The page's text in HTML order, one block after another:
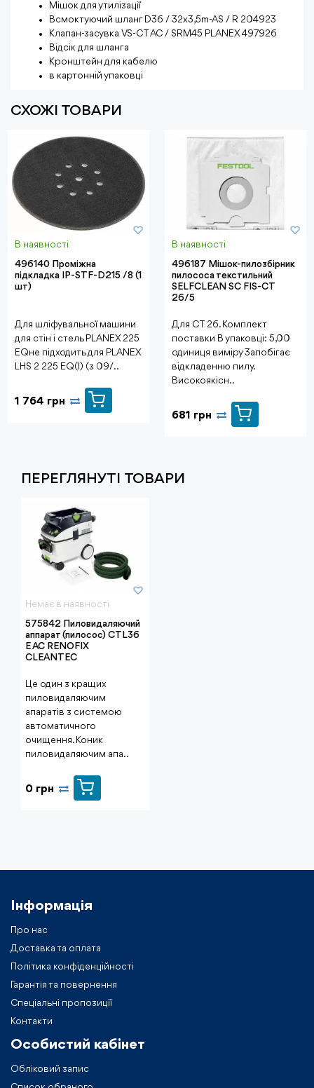
Мішок для утилізації
Всмоктуючий шланг D36 / 32x3,5m-AS / R 204923
Клапан-засувка VS-CT AC / SRM45 PLANEX 497926
Відсік для шланга
Кронштейн для кабелю
в картонній упаковці
СХОЖІ ТОВАРИ
В наявності
496140 Проміжна
підкладка IP-STF-D215 /8 (1
шт)
Для шліфувальної машини
для стін і стель PLANEX 225
EQне підходить для PLANEX
LHS 2 225 EQ(I) (з 09/..
1 764 грн
В наявності
496187 Мішок-пилозбірник
пилососа текстильний
SELFCLEAN SC FIS-CT
26/5
Для CT 26. Комплект
поставки В упаковці: 5,00
одиниця виміру Запобігає
відкладенню пилу.
Високоякісн..
681 грн
ПЕРЕГЛЯНУТI ТОВАРИ
Немає в наявності
575842 Пиловидаляючий
аппарат (пилосос) CTL36
E AC RENOFIX
CLEANTEC
Це один з кращих
пиловидаляючим
апаратів з системою
автоматичного
очищення. Коник
пиловидаляючим апа..
0 грн
Інформація
Про нас
Доставка та оплата
Політика конфіденційності
Гарантія та повернення
Спеціальні пропозиції
Контакти
Особистий кабiнет
Обліковий запис